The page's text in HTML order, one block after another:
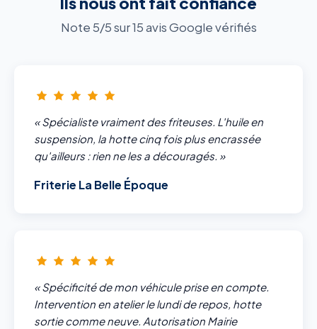
Note 5/5 sur 15 avis Google vérifiés
« Spécialiste vraiment des friteuses. L'huile en
suspension, la hotte cinq fois plus encrassée
qu'ailleurs : rien ne les a découragés. »
Friterie La Belle Époque
« Spécificité de mon véhicule prise en compte.
Intervention en atelier le lundi de repos, hotte
sortie comme neuve. Autorisation Mairie